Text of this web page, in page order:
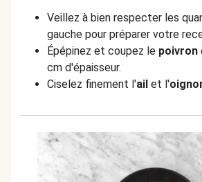
Veillez à bien respecter les
gauche pour préparer votre
Épépinez et coupez le poivron
cm d'épaisseur.
Ciselez finement l'ail et l'